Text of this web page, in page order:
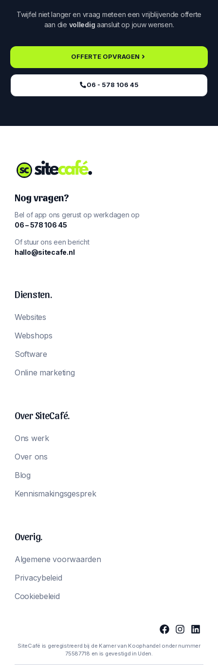
Twijfel niet langer en vraag meteen een vrijblijvende offerte
aan die volledig aansluit op jouw wensen.
OFFERTE OPVRAGEN
06 - 578 106 45‬
Nog vragen?
Bel of app ons gerust op werkdagen op
‪06 – 578 106 45‬
Of stuur ons een bericht
hallo@sitecafe.nl
Diensten.
Websites
Webshops
Software
Online marketing
Over SiteCafé.
Ons werk
Over ons
Blog
Kennismakingsgesprek
Overig.
Algemene voorwaarden
Privacybeleid
Cookiebeleid
SiteCafé is geregistreerd bij de Kamer van Koophandel onder nummer
75587718 en is gevestigd in Uden.